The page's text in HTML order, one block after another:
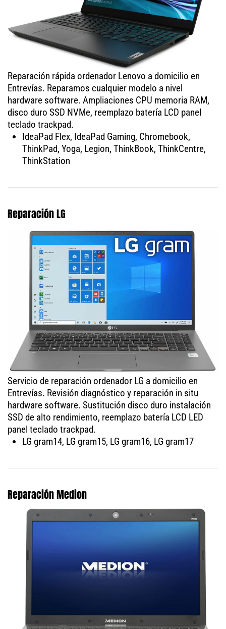
Reparación rápida ordenador Lenovo a domicilio en
Entrevías. Reparamos cualquier modelo a nivel
hardware software. Ampliaciones CPU memoria RAM,
disco duro SSD NVMe, reemplazo batería LCD panel
teclado trackpad.
IdeaPad Flex, IdeaPad Gaming, Chromebook,
ThinkPad, Yoga, Legion, ThinkBook, ThinkCentre,
ThinkStation
Reparación LG
Servicio de reparación ordenador LG a domicilio en
Entrevías. Revisión diagnóstico y reparación in situ
hardware software. Sustitución disco duro instalación
SSD de alto rendimiento, reemplazo batería LCD LED
panel teclado trackpad.
LG gram14, LG gram15, LG gram16, LG gram17
Reparación Medion